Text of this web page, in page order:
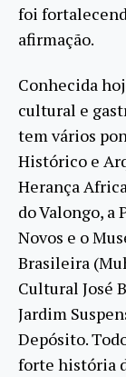
foi
afirmação.
Conhecida
cultural e
tem vários
Histórico e
Herança
do Valongo, a
Novos e o
Brasileira
Cultural José
Jardim
Depósito.
forte história